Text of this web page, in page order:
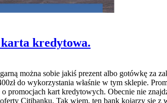
kredytowa.
można sobie jakiś prezent albo gotówkę
do wykorzystania właśnie w tym sklepie.
promocjach kart kredytowych. Obecnie nie
Citibanku. Tak wiem, ten bank kojarzy się